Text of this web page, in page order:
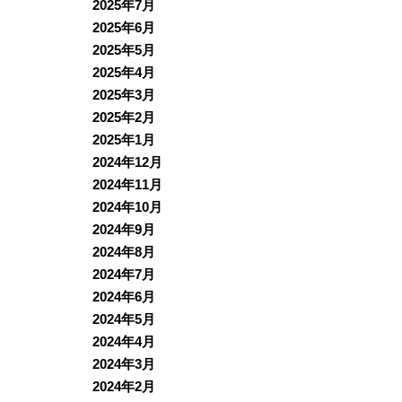
2025年7月
2025年6月
2025年5月
2025年4月
2025年3月
2025年2月
2025年1月
2024年12月
2024年11月
2024年10月
2024年9月
2024年8月
2024年7月
2024年6月
2024年5月
2024年4月
2024年3月
2024年2月